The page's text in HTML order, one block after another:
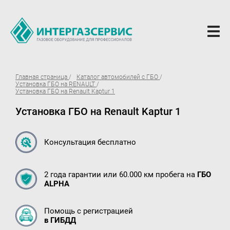
О компании
Новости
ГБО Alpha
Вопросы и ответы
Вакансии
Документы компании
Оферта
Партнёрам
Доставка Партнерам
Главная страница
Каталог автомобилей с ГБО
Установка ГБО на RENAULT
Установка ГБО на Renault Kaptur 1
Установка ГБО на Renault Kaptur 1
Консультация бесплатно
2 года гарантии или 60.000 км пробега на ГБО
ALPHA
Помощь с регистрацией
в ГИБДД